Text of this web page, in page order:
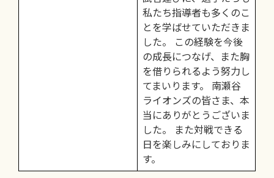
私たち指導者も多くのこ
とを学ばせていただきま
した。 この経験を今後
の成長につなげ、また胸
を借りられるよう努力し
てまいります。 南瀬谷
ライオンズの皆さま、本
当にありがとうございま
した。 また対戦できる
日を楽しみにしておりま
す。